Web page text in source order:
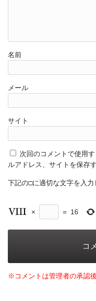
名前
メール
サイト
次回のコメントで使用
ルアドレス、サイトを保存す
下記の□に適切な文字を入力
× = 16
※コメントは管理者の承認